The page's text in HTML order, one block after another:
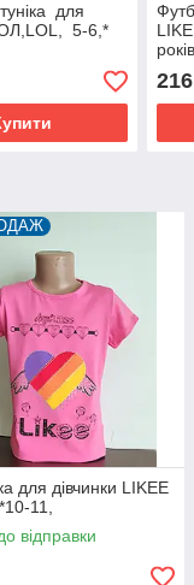
для
5-6,*
216
для дівчинки LIKEE
11,
відправки